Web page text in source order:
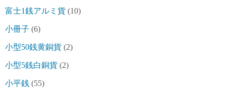
富士1銭アルミ貨 (10)
小冊子 (6)
小型50銭黄銅貨 (2)
小型5銭白銅貨 (2)
小平銭 (55)